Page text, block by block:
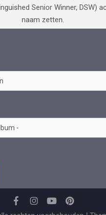
Senior Winner, DSW)
naam zetten.